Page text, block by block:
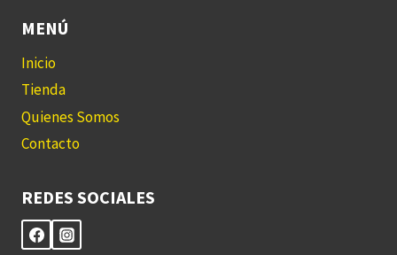
MENÚ
Inicio
Tienda
Quienes Somos
Contacto
REDES SOCIALES